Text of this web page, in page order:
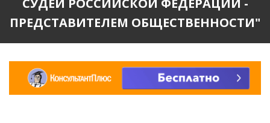
СУДЕЙ РОССИЙСКОЙ ФЕДЕРАЦИИ -
ПРЕДСТАВИТЕЛЕМ ОБЩЕСТВЕННОСТИ"